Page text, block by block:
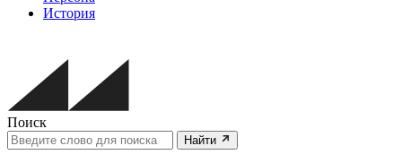
История
Поиск
Найти